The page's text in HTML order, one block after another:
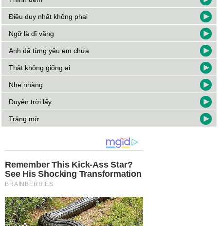
Điều duy nhất không phai
Ngỡ là dĩ vãng
Anh đã từng yêu em chưa
Thật không giống ai
Nhẹ nhàng
Duyên trời lấy
Trăng mờ